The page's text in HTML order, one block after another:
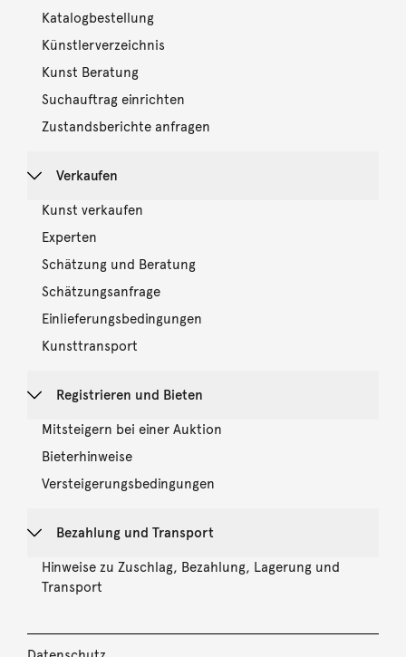
Katalogbestellung
Künstlerverzeichnis
Kunst Beratung
Suchauftrag einrichten
Zustandsberichte anfragen
Verkaufen
Kunst verkaufen
Experten
Schätzung und Beratung
Schätzungsanfrage
Einlieferungsbedingungen
Kunsttransport
Registrieren und Bieten
Mitsteigern bei einer Auktion
Bieterhinweise
Versteigerungsbedingungen
Bezahlung und Transport
Hinweise zu Zuschlag, Bezahlung, Lagerung und
Transport